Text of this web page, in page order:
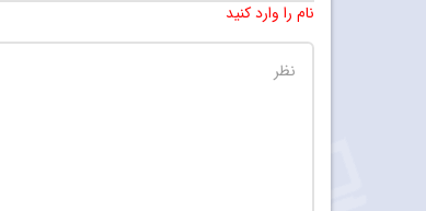
نام را وارد کنید